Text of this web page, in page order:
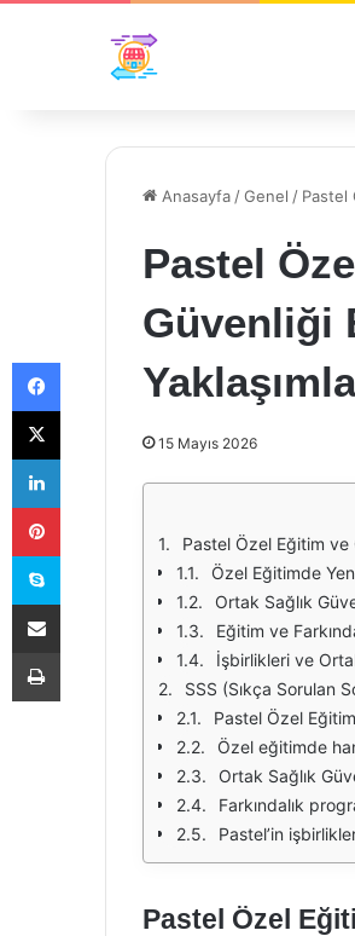
Anasayfa /Genel / Pastel
Pastel
Güvenliği
15 Mayıs 2026
Pastel Özel Eğitim ve
Özel Eğitimde
Ortak Sağlık
Eğitim ve
İşbirlikleri ve
SSS (Sıkça Sorulan
Pastel Özel
Özel eğitimde
Ortak Sağlık
Farkındalık
Pastel’in
Pastel Özel
Facebook
X
LinkedIn
Pinterest
Skype
E-Posta ile paylaş